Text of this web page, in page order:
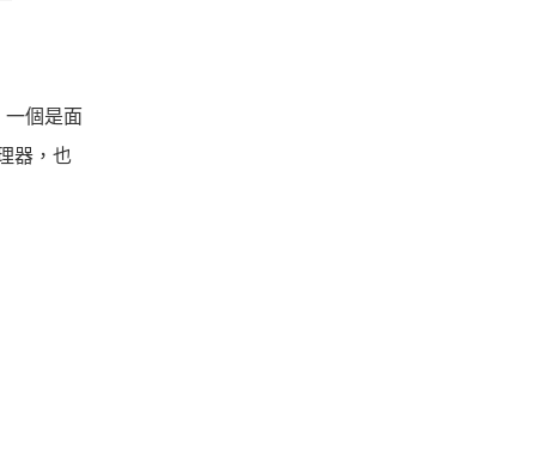
一個是面
器，也